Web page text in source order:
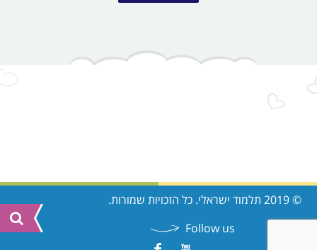
© 2019 תלמוד ישראלי. כל הזכויות שמורות.
Follow us